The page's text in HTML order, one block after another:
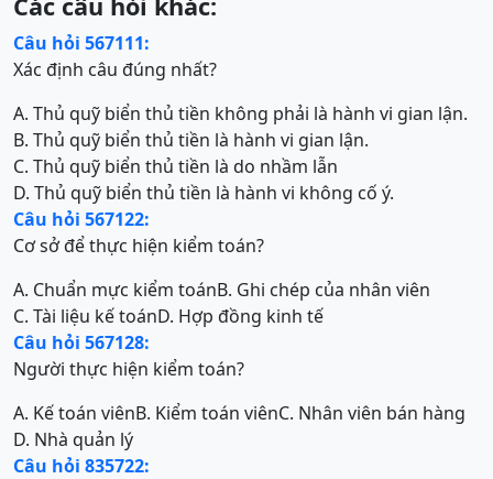
Câu hỏi 567111:
Xác định câu đúng nhất?
A. Thủ quỹ biển thủ tiền không phải là hành vi gian lận.
B. Thủ quỹ biển thủ tiền là hành vi gian lận.
C. Thủ quỹ biển thủ tiền là do nhầm lẫn
D. Thủ quỹ biển thủ tiền là hành vi không cố ý.
Câu hỏi 567122:
Cơ sở để thực hiện kiểm toán?
A. Chuẩn mực kiểm toánB. Ghi chép của nhân viên
C. Tài liệu kế toánD. Hợp đồng kinh tế
Câu hỏi 567128:
Người thực hiện kiểm toán?
A. Kế toán viênB. Kiểm toán viênC. Nhân viên bán hàng
D. Nhà quản lý
Câu hỏi 835722: